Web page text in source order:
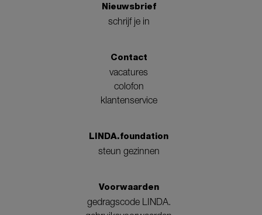
Nieuwsbrief
schrijf je in
Contact
vacatures
colofon
klantenservice
LINDA.foundation
steun gezinnen
Voorwaarden
gedragscode LINDA.